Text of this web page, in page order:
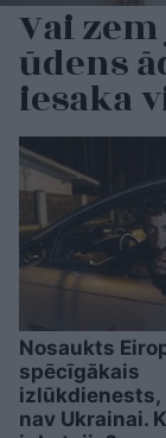
Vai
ūdens
iesaka
Nosaukts
spēcīgākais
izlūkdienests,
nav Ukrainai.